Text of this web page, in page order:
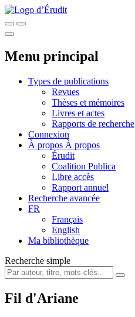
Menu principal
Types de publications
Revues
Thèses et mémoires
Livres et actes
Rapports de recherche
Connexion
À propos À propos
Érudit
Coalition Publica
Libre accès
Rapport annuel
Recherche avancée
FR
Français
English
Ma bibliothèque
Recherche simple
Fil d'Ariane